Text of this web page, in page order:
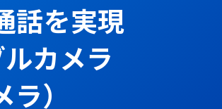
話を実現
カメラ
）